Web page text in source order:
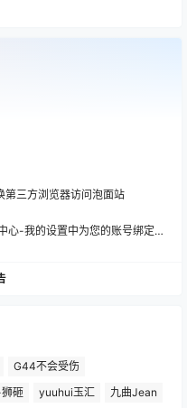
第三方浏览器访问泡面站
-我的设置中为您的账号绑定邮箱!
G44不会受伤
砸 yuuhui玉汇
九曲Jean